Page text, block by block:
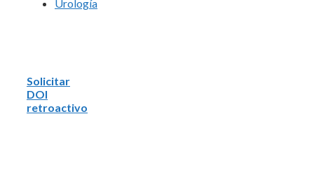
Urología
Solicitar
DOI
retroactivo